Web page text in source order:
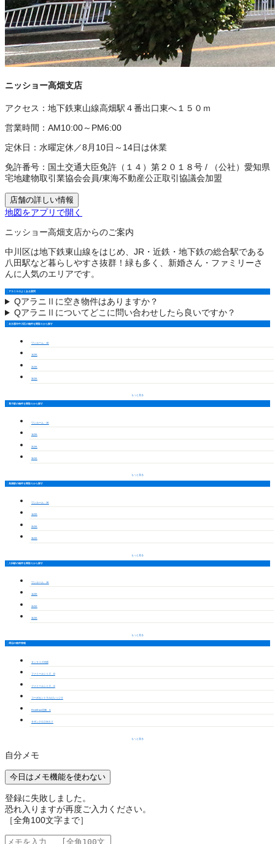
ニッショー高畑支店
アクセス： 地下鉄東山線高畑駅４番出口東へ１５０ｍ
営業時間： AM10:00～PM6:00
定休日： 水曜定休／8月10日～14日は休業
免許番号： 国土交通大臣免許（１４）第２０１８号 /
（公社）愛知県
宅地建物取引業協会会員/東海不動産公正取引協議会加盟
店舗の詳しい情報
地図をアプリで開く
ニッショー高畑支店からのご案内
中川区は地下鉄東山線をはじめ、JR・近鉄・地下鉄の総合駅である
八田駅など暮らしやすさ抜群！緑も多く、新婚さん・ファミリーさ
んに人気のエリアです。
アラニⅡのよくある質問
QアラニⅡに空き物件はありますか？
QアラニⅡについてどこに問い合わせしたら良いですか？
名古屋市中川区の物件を間取りから探す
ワンルーム・1K
1LDK
2LDK
3LDK
もっと見る
荒子駅の物件を間取りから探す
ワンルーム・1K
1LDK
2LDK
3LDK
もっと見る
高畑駅の物件を間取りから探す
ワンルーム・1K
1LDK
2LDK
3LDK
もっと見る
八田駅の物件を間取りから探す
ワンルーム・1K
1LDK
2LDK
3LDK
もっと見る
周辺の物件情報
サンライズ河原
ファミールシミズ D
ファミールシミズ S
コーポセントラルビレッジⅡ
RiverEast北畑 A
サザンクロスＭⅡＹ
もっと見る
自分メモ
今日はメモ機能を使わない
登録に失敗しました。
恐れ入りますが再度ご入力ください。
［全角100文字まで］